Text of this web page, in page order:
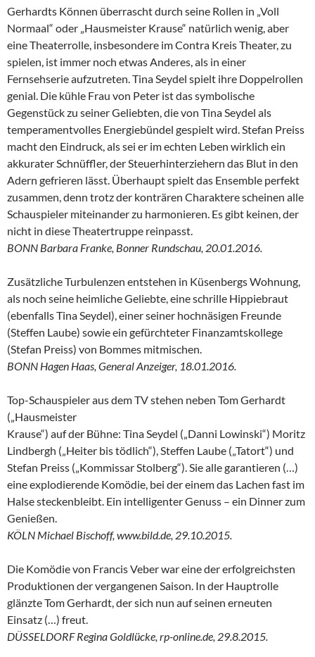
Gerhardts Können überrascht durch seine Rollen in „Voll
Normaal“ oder „Hausmeister Krause“ natürlich wenig, aber
eine Theaterrolle, insbesondere im Contra Kreis Theater, zu
spielen, ist immer noch etwas Anderes, als in einer
Fernsehserie aufzutreten. Tina Seydel spielt ihre Doppelrollen
genial. Die kühle Frau von Peter ist das symbolische
Gegenstück zu seiner Geliebten, die von Tina Seydel als
temperamentvolles Energiebündel gespielt wird. Stefan Preiss
macht den Eindruck, als sei er im echten Leben wirklich ein
akkurater Schnüffler, der Steuerhinterziehern das Blut in den
Adern gefrieren lässt. Überhaupt spielt das Ensemble perfekt
zusammen, denn trotz der konträren Charaktere scheinen alle
Schauspieler miteinander zu harmonieren. Es gibt keinen, der
nicht in diese Theatertruppe reinpasst.
BONN Barbara Franke, Bonner Rundschau, 20.01.2016.
Zusätzliche Turbulenzen entstehen in Küsenbergs Wohnung,
als noch seine heimliche Geliebte, eine schrille Hippiebraut
(ebenfalls Tina Seydel), einer seiner hochnäsigen Freunde
(Steffen Laube) sowie ein gefürchteter Finanzamtskollege
(Stefan Preiss) von Bommes mitmischen.
BONN Hagen Haas, General Anzeiger, 18.01.2016.
Top-Schauspieler aus dem TV stehen neben Tom Gerhardt
(„Hausmeister
Krause“) auf der Bühne: Tina Seydel („Danni Lowinski“) Moritz
Lindbergh („Heiter bis tödlich“), Steffen Laube („Tatort“) und
Stefan Preiss („Kommissar Stolberg“). Sie alle garantieren (…)
eine explodierende Komödie, bei der einem das Lachen fast im
Halse steckenbleibt. Ein intelligenter Genuss – ein Dinner zum
Genießen.
KÖLN Michael Bischoff, www.bild.de, 29.10.2015.
Die Komödie von Francis Veber war eine der erfolgreichsten
Produktionen der vergangenen Saison. In der Hauptrolle
glänzte Tom Gerhardt, der sich nun auf seinen erneuten
Einsatz (…) freut.
DÜSSELDORF Regina Goldlücke, rp-online.de, 29.8.2015.